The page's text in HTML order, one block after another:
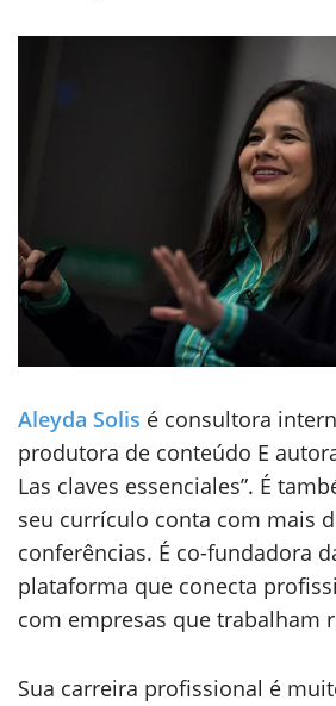
Aleyda Solis é consultora
produtora de conteúdo E
Las claves essenciales”. É
seu currículo conta com mais
conferências. É co-fundadora
plataforma que conecta
com empresas que trabalham
Sua carreira profissional é